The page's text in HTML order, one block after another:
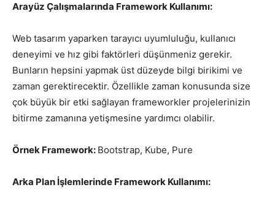
Arayüz Çalışmalarında Framework Kullanımı:
Web tasarım yaparken tarayıcı uyumluluğu, kullanıcı
deneyimi ve hız gibi faktörleri düşünmeniz gerekir.
Bunların hepsini yapmak üst düzeyde bilgi birikimi ve
zaman gerektirecektir. Özellikle zaman konusunda size
çok büyük bir etki sağlayan frameworkler projelerinizin
bitirme zamanına yetişmesine yardımcı olabilir.
Örnek Framework: Bootstrap, Kube, Pure
Arka Plan İşlemlerinde Framework Kullanımı: